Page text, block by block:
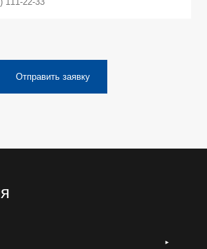
Отправить заявку